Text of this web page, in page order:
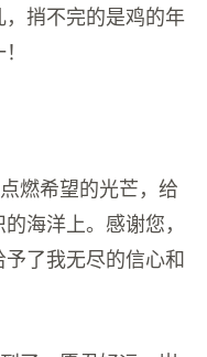
捎不完的是鸡的年
燃希望的光芒，给
海洋上。感谢您，
了我无尽的信心和